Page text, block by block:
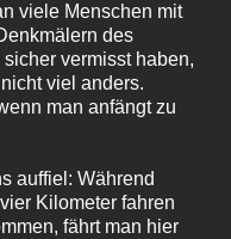
viele Menschen mit
des
vermisst haben,
viel anders.
man anfängt zu
auffiel: Während
Kilometer fahren
fährt man hier